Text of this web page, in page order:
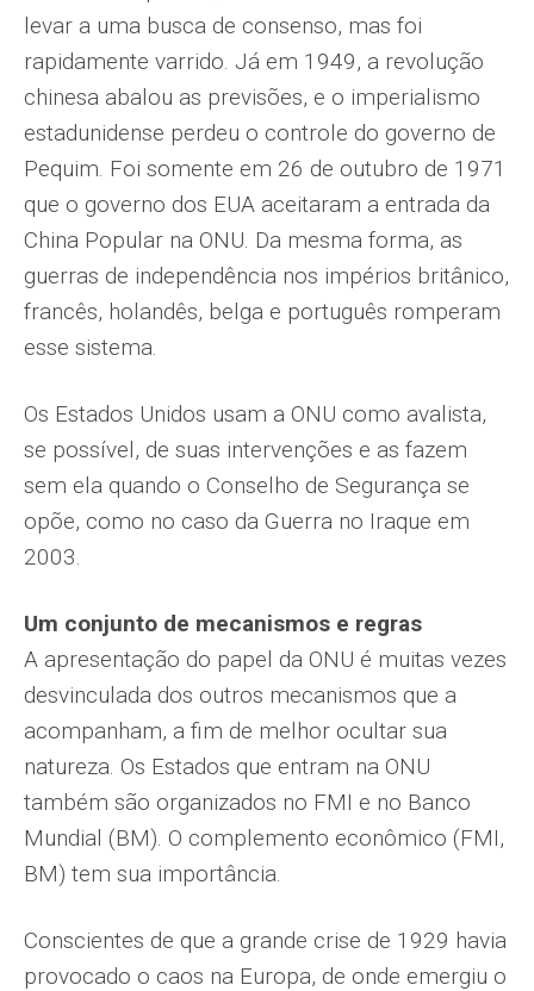
levar a uma busca de consenso, mas foi
rapidamente varrido. Já em 1949, a revolução
chinesa abalou as previsões, e o imperialismo
estadunidense perdeu o controle do governo de
Pequim. Foi somente em 26 de outubro de 1971
que o governo dos EUA aceitaram a entrada da
China Popular na ONU. Da mesma forma, as
guerras de independência nos impérios britânico,
francês, holandês, belga e português romperam
esse sistema.
Os Estados Unidos usam a ONU como avalista,
se possível, de suas intervenções e as fazem
sem ela quando o Conselho de Segurança se
opõe, como no caso da Guerra no Iraque em
2003.
Um conjunto de mecanismos e regras
A apresentação do papel da ONU é muitas vezes
desvinculada dos outros mecanismos que a
acompanham, a fim de melhor ocultar sua
natureza. Os Estados que entram na ONU
também são organizados no FMI e no Banco
Mundial (BM). O complemento econômico (FMI,
BM) tem sua importância.
Conscientes de que a grande crise de 1929 havia
provocado o caos na Europa, de onde emergiu o